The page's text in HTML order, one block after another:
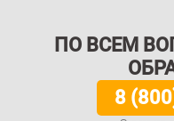
ПО ВСЕМ
8